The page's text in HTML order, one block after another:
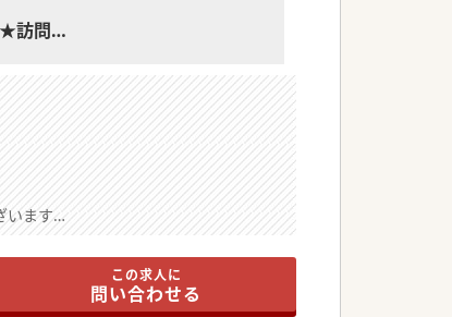
★訪問
★内視鏡
主に健診の内視鏡
います
この求人に
問い合わせる